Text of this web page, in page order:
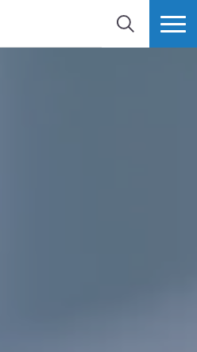
CHERCHER PLUS